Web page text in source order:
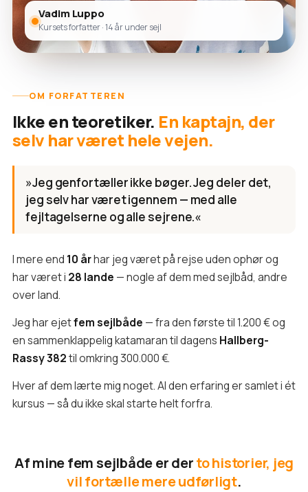
Vadim Luppo
Kursets forfatter · 14 år under sejl
OM FORFATTEREN
Ikke en teoretiker. En kaptajn, der
selv har været hele vejen.
»Jeg genfortæller ikke bøger. Jeg deler det,
jeg selv har været igennem — med alle
fejltagelserne og alle sejrene.«
I mere end 10 århar jeg været på rejse uden ophør og
har været i 28 lande — nogle af dem med sejlbåd, andre
over land.
Jeg har ejetfem sejlbåde — fra den første til 1.200 € og
en sammenklappelig katamaran til dagens Hallberg-
Rassy 382til omkring 300.000 €.
Hver af dem lærte mig noget. Al den erfaring er samlet i ét
kursus — så du ikke skal starte helt forfra.
Af mine fem sejlbåde er derto historier, jeg
vil fortælle mere udførligt.